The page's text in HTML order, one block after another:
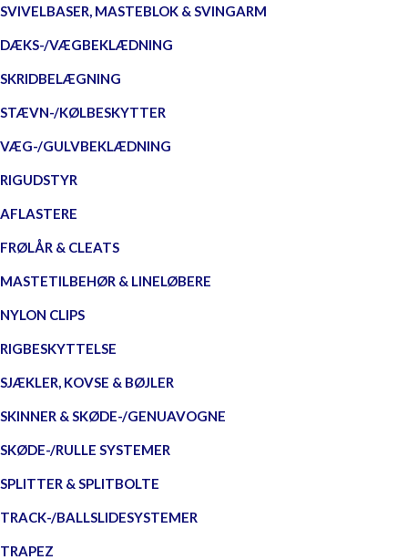
SVIVELBASER, MASTEBLOK & SVINGARM
DÆKS-/VÆGBEKLÆDNING
SKRIDBELÆGNING
STÆVN-/KØLBESKYTTER
VÆG-/GULVBEKLÆDNING
RIGUDSTYR
AFLASTERE
FRØLÅR & CLEATS
MASTETILBEHØR & LINELØBERE
NYLON CLIPS
RIGBESKYTTELSE
SJÆKLER, KOVSE & BØJLER
SKINNER & SKØDE-/GENUAVOGNE
SKØDE-/RULLE SYSTEMER
SPLITTER & SPLITBOLTE
TRACK-/BALLSLIDESYSTEMER
TRAPEZ